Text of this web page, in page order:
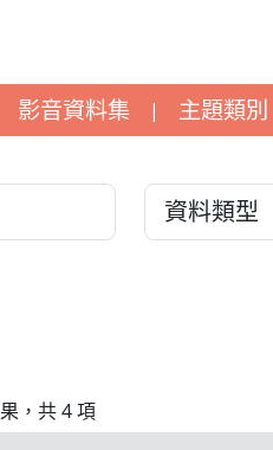
影音資料集 | 主題類別
，共 4 項